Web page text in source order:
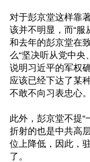
对于彭京堂这样靠
该并不明显，而“服
和去年的彭京堂在
么“坚决听从党中央
说明习近平的军权
应该已经下达了某
不敢不向习表忠心。
此外，彭京堂不提“
折射的也是中共高
位上降低，因此，
了。